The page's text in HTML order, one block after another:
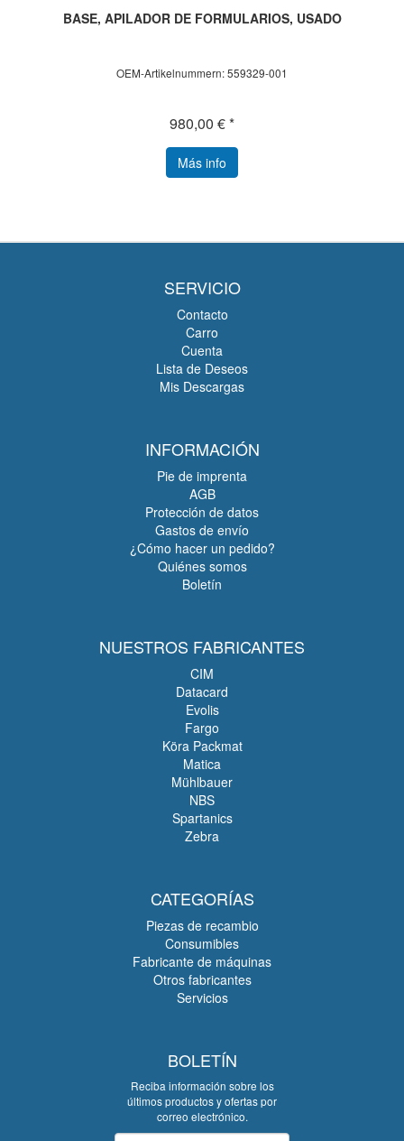
BASE, APILADOR DE FORMULARIOS, USADO
OEM-Artikelnummern: 559329-001
980,00 € *
Más info
SERVICIO
Contacto
Carro
Cuenta
Lista de Deseos
Mis Descargas
INFORMACIÓN
Pie de imprenta
AGB
Protección de datos
Gastos de envío
¿Cómo hacer un pedido?
Quiénes somos
Boletín
NUESTROS FABRICANTES
CIM
Datacard
Evolis
Fargo
Köra Packmat
Matica
Mühlbauer
NBS
Spartanics
Zebra
CATEGORÍAS
Piezas de recambio
Consumibles
Fabricante de máquinas
Otros fabricantes
Servicios
BOLETÍN
Reciba información sobre los
últimos productos y ofertas por
correo electrónico.